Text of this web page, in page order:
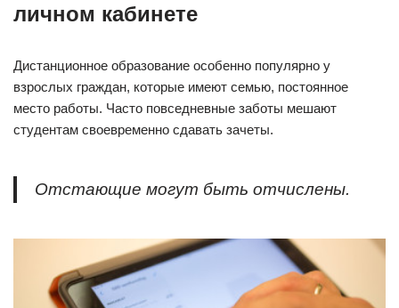
личном кабинете
Дистанционное образование особенно популярно у
взрослых граждан, которые имеют семью, постоянное
место работы. Часто повседневные заботы мешают
студентам своевременно сдавать зачеты.
Отстающие могут быть отчислены.